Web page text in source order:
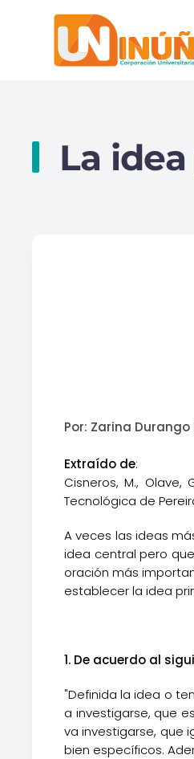
Skip to main content
La
Por: Zarina Durango
Extraído de:
Cisneros, M.,
Tecnológica de
A veces las ideas
idea central pero
oración más
establecer la idea
1. De acuerdo al
"Definida la idea o
a investigarse, que
va investigarse, que
bien específicos.